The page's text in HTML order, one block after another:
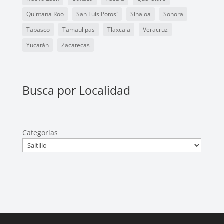
Quintana Roo
San Luis Potosí Sinaloa
Sonora
Tabasco
Tamaulipas Tlaxcala
Veracruz
Yucatán
Zacatecas
Busca por Localidad
Categorías